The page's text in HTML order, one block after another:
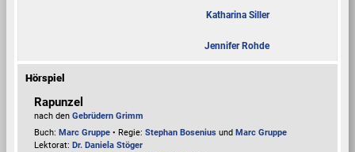
Katharina Siller
Jennifer Rohde
Hörspiel
Rapunzel
nach denGebrüdern Grimm
Buch: Marc Gruppe • Regie:Stephan Bosenius und Marc Gruppe
Lektorat: Dr. Daniela Stöger